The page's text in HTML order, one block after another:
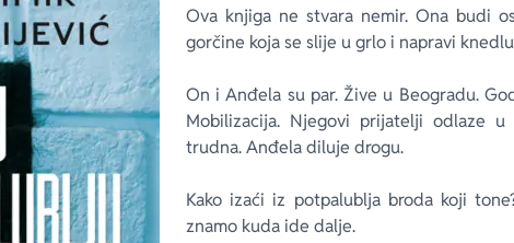
Ova knjiga ne stvara nemir. Ona budi
gorčine koja se slije u grlo i napravi
On i Anđela su par. Žive u Beogradu.
Mobilizacija. Njegovi prijatelji odlaze
trudna. Anđela diluje drogu.
Kako izaći iz potpalublja broda koji
znamo kuda ide dalje.